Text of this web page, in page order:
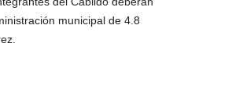
municipal de 4.8